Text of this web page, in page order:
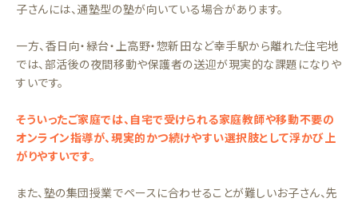
子さんには、通塾型の塾が向いている場合があります。
一方、香日向・緑台・上高野・惣新田など幸手駅から離れた住宅地
では、部活後の夜間移動や保護者の送迎が現実的な課題になりや
すいです。
そういったご家庭では、自宅で受けられる家庭教師や移動不要の
オンライン指導が、現実的かつ続けやすい選択肢として浮かび上
がりやすいです。
また、塾の集団授業でペースに合わせることが難しいお子さん、先